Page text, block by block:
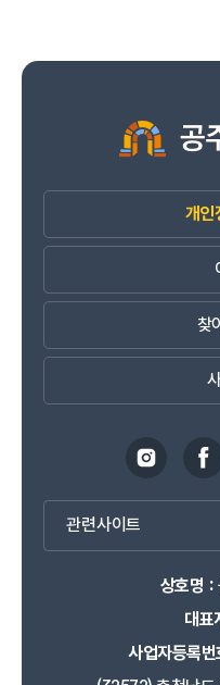
개인
찾
관련사이트
상호명 :
대표
사업자등록